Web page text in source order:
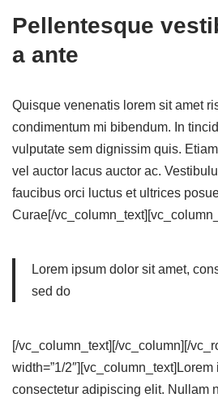
Pellentesque
a ante
Quisque venenatis lorem sit amet
condimentum mi bibendum. In
vulputate sem dignissim quis.
vel auctor lacus auctor ac.
faucibus orci luctus et ultrices
Curae[/
Lorem ipsum dolor sit amet,
sed do
[/vc_column_text][/vc_column][/
width=”1/
consectetur adipiscing elit. Nullam